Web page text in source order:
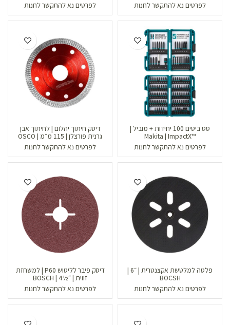
לפרטים נא להתקשר לחנות
לפרטים נא להתקשר לחנות
סט ביטים 100 יחידות + מוביל |
™Makita | ImpactX
לפרטים נא להתקשר לחנות
דיסק חיתוך יהלום | לחיתוך אבן
גרנית פורצלן | 115 מ״מ | OSCO
לפרטים נא להתקשר לחנות
פלטה למלטשת אקצנטרית | ״6 |
BOCSH
לפרטים נא להתקשר לחנות
דיסק פיבר לליטוש P60 | למשחזת
זווית | ״½4 | BOSCH
לפרטים נא להתקשר לחנות